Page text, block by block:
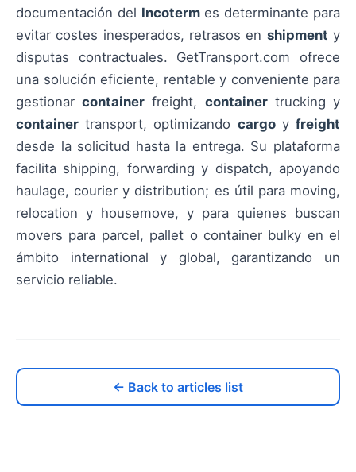
documentación del Incotermes determinante para
evitar costes inesperados, retrasos en shipment y
disputas contractuales. GetTransport.com ofrece
una solución eficiente, rentable y conveniente para
gestionarcontainer freight, containertrucking y
container transport, optimizando cargoyfreight
desde la solicitud hasta la entrega. Su plataforma
facilita shipping, forwarding y dispatch, apoyando
haulage, courier y distribution; es útil para moving,
relocation y housemove, y para quienes buscan
movers para parcel, pallet o container bulky en el
ámbito international y global, garantizando un
servicio reliable.
← Back to articles list